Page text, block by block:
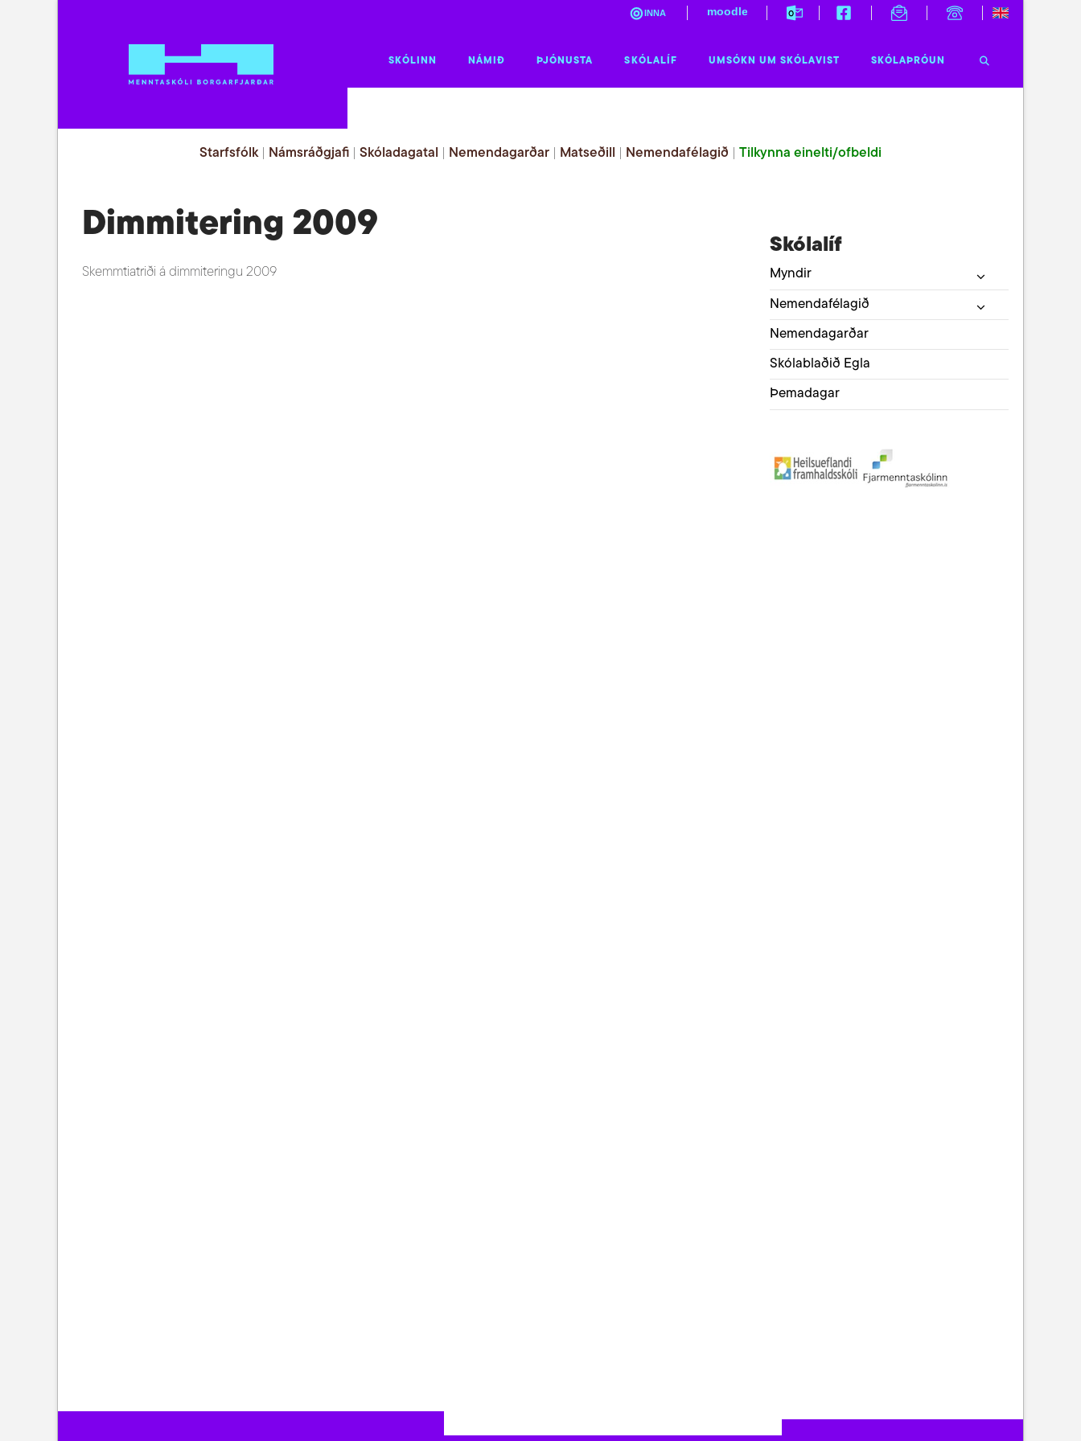
INNA moodle
SKÓLINN NÁMIÐ ÞJÓNUSTA SKÓLALÍF UMSÓKN UM SKÓLAVIST SKÓLAÞRÓUN
Starfsfólk| Námsráðgjafi Skóladagatal Nemendagarðar Matseðill Nemendafélagið Tilkynna einelti/ofbeldi
Dimmitering 2009
Skemmtiatriði á dimmiteringu 2009
Skólalíf
Myndir
Nemendafélagið
Nemendagarðar
Skólablaðið Egla
Þemadagar